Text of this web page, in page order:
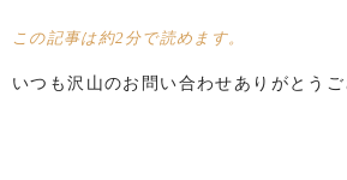
この記事は約2分で読めます。
いつも沢山のお問い合わせありがとうご